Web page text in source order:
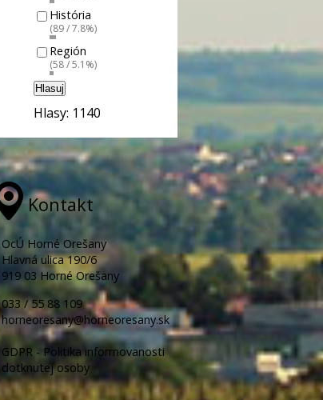
História
(89 / 7.8%)
Región
(58 / 5.1%)
Hlasuj
Hlasy: 1140
Kontakt
OcÚ Horné Orešany
Hlavná ulica 190/6
919 03 Horné Orešany
033 / 55 88 109
horneoresany@horneoresany.sk
GDPR - Politika informovanosti
dotknutej osoby